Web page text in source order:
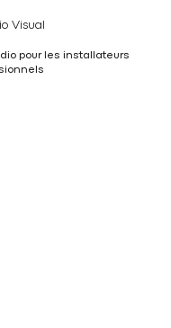
Visual
pour les installateurs